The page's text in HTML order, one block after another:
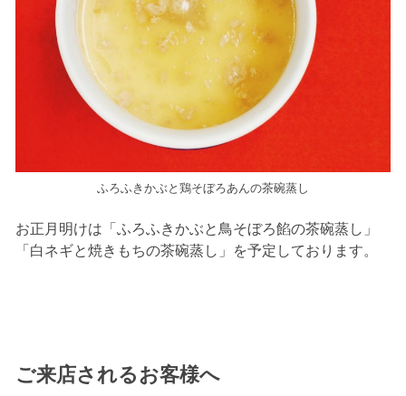
ふろふきかぶと鶏そぼろあんの茶碗蒸し
お正月明けは「ふろふきかぶと鳥そぼろ餡の茶碗蒸し」
「白ネギと焼きもちの茶碗蒸し」を予定しております。
ご来店されるお客様へ